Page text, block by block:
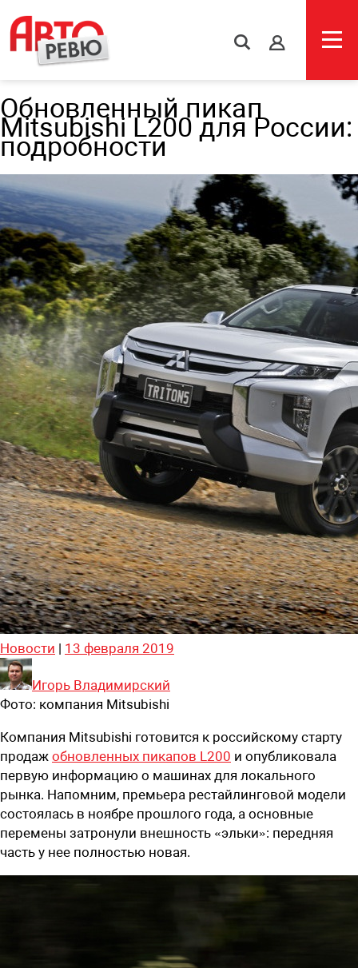
s
Обновленный пикап
Mitsubishi L200 для России:
подробности
Новости | 13 февраля 2019
Игорь Владимирский
Фото: компания Mitsubishi
Компания Mitsubishi готовится к российскому старту
продаж обновленных пикапов L200 и опубликовала
первую информацию о машинах для локального
рынка. Напомним, премьера рестайлинговой модели
состоялась в ноябре прошлого года, а основные
перемены затронули внешность «эльки»: передняя
часть у нее полностью новая.